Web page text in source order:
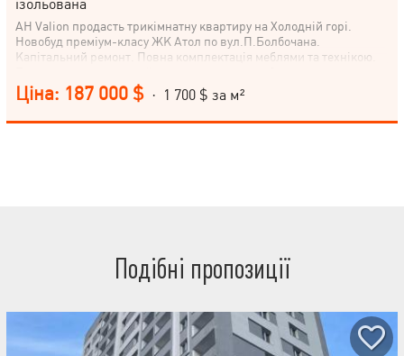
ізольована
АН Valion продасть трикімнатну квартиру на Холодній горі.
Новобуд преміум-класу ЖК Атол по вул.П.Болбочана.
Капітальний ремонт. Повна комплектація меблями та технікою.
магазини. Торг.
Ціна: 187 000 $ · 1 700 $ за м²
Подібні пропозиції